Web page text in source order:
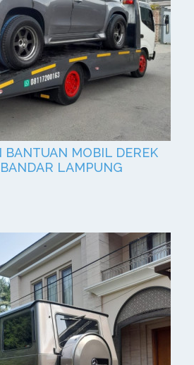
BANTUAN MOBIL DEREK
LAMPUNG